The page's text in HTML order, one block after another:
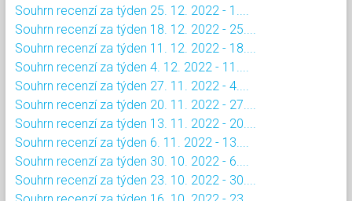
Souhrn recenzí za týden 25. 12. 2022 - 1....
Souhrn recenzí za týden 18. 12. 2022 - 25....
Souhrn recenzí za týden 11. 12. 2022 - 18....
Souhrn recenzí za týden 4. 12. 2022 - 11....
Souhrn recenzí za týden 27. 11. 2022 - 4....
Souhrn recenzí za týden 20. 11. 2022 - 27....
Souhrn recenzí za týden 13. 11. 2022 - 20....
Souhrn recenzí za týden 6. 11. 2022 - 13....
Souhrn recenzí za týden 30. 10. 2022 - 6....
Souhrn recenzí za týden 23. 10. 2022 - 30....